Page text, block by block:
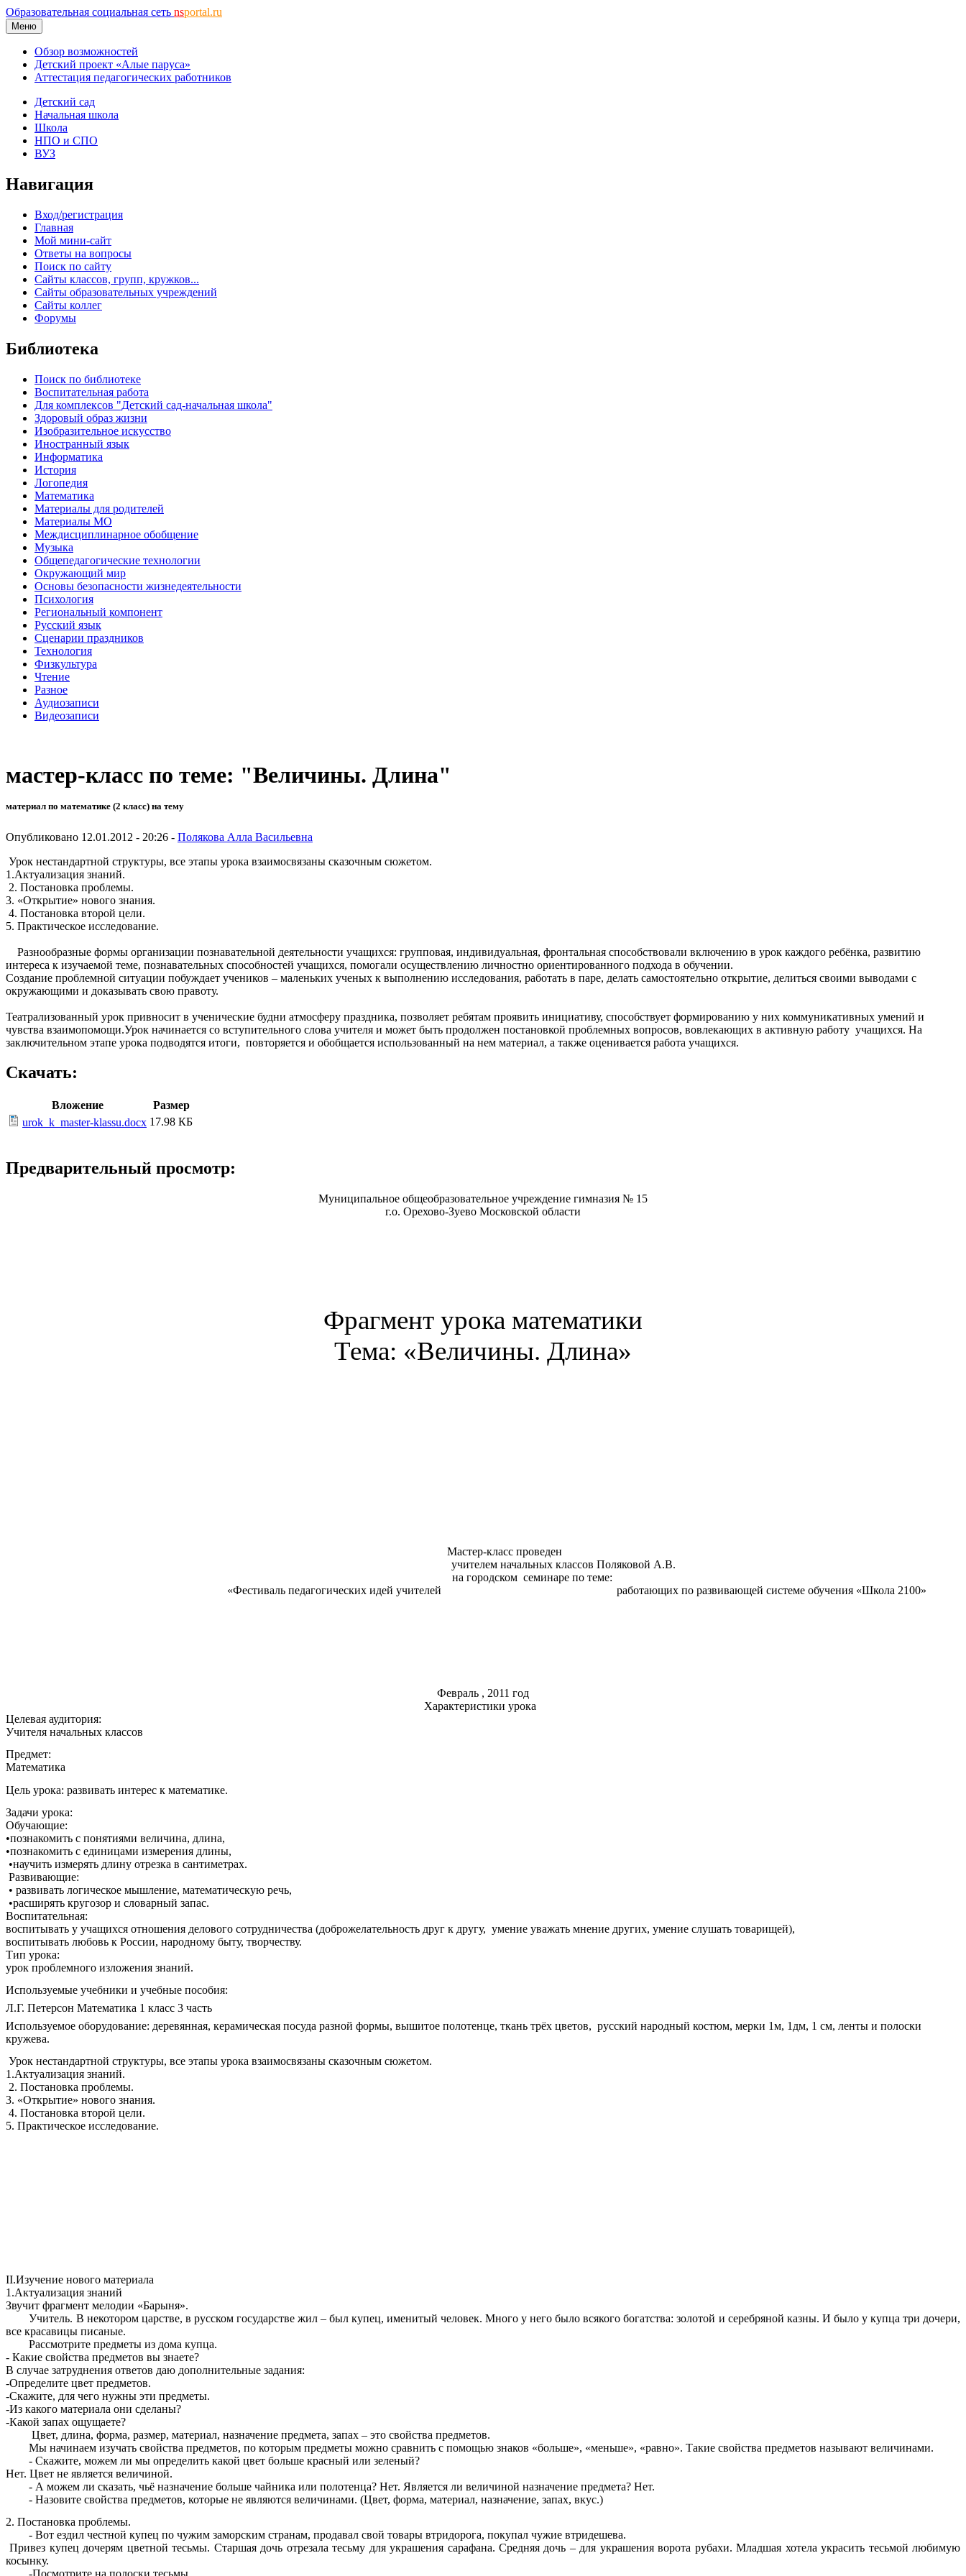
Образовательная социальная сеть nsportal.ru
Меню
Обзор возможностей
Детский проект «Алые паруса»
Аттестация педагогических работников
Детский сад
Начальная школа
Школа
НПО и СПО
ВУЗ
Навигация
Вход/регистрация
Главная
Мой мини-сайт
Ответы на вопросы
Поиск по сайту
Сайты классов, групп, кружков...
Сайты образовательных учреждений
Сайты коллег
Форумы
Библиотека
Поиск по библиотеке
Воспитательная работа
Для комплексов "Детский сад-начальная школа"
Здоровый образ жизни
Изобразительное искусство
Иностранный язык
Информатика
История
Логопедия
Математика
Материалы для родителей
Материалы МО
Междисциплинарное обобщение
Музыка
Общепедагогические технологии
Окружающий мир
Основы безопасности жизнедеятельности
Психология
Региональный компонент
Русский язык
Сценарии праздников
Технология
Физкультура
Чтение
Разное
Аудиозаписи
Видеозаписи
мастер-класс по теме: "Величины. Длина"
материал по математике (2 класс) на тему
Опубликовано 12.01.2012 - 20:26 - Полякова Алла Васильевна
Урок нестандартной структуры, все этапы урока взаимосвязаны сказочным сюжетом.
1.Актуализация знаний.
2. Постановка проблемы.
3. «Открытие» нового знания.
4. Постановка второй цели.
5. Практическое исследование.
Разнообразные формы организации познавательной деятельности учащихся: групповая, индивидуальная, фронтальная способствовали включению в урок каждого ребёнка, развитию
интереса к изучаемой теме, познавательных способностей учащихся, помогали осуществлению личностно ориентированного подхода в обучении.
Создание проблемной ситуации побуждает учеников – маленьких ученых к выполнению исследования, работать в паре, делать самостоятельно открытие, делиться своими выводами с
окружающими и доказывать свою правоту.
Театрализованный урок привносит в ученические будни атмосферу праздника, позволяет ребятам проявить инициативу, способствует формированию у них коммуникативных умений и
чувства взаимопомощи.Урок начинается со вступительного слова учителя и может быть продолжен постановкой проблемных вопросов, вовлекающих в активную работу учащихся. На
заключительном этапе урока подводятся итоги, повторяется и обобщается использованный на нем материал, а также оценивается работа учащихся.
Скачать:
Вложение
Размер
urok_k_master-klassu.docx 17.98 КБ
Предварительный просмотр:
Муниципальное общеобразовательное учреждение гимназия № 15
г.о. Орехово-Зуево Московской области
Фрагмент урока математики
Тема: «Величины. Длина»
Мастер-класс проведен
учителем начальных классов Поляковой А.В.
на городском семинаре по теме:
«Фестиваль педагогических идей учителей работающих по развивающей системе обучения «Школа 2100»
Февраль , 2011 год
Характеристики урока
Целевая аудитория:
Учителя начальных классов
Предмет:
Математика
Цель урока: развивать интерес к математике.
Задачи урока:
Обучающие:
•познакомить с понятиями величина, длина,
•познакомить с единицами измерения длины,
•научить измерять длину отрезка в сантиметрах.
Развивающие:
• развивать логическое мышление, математическую речь,
•расширять кругозор и словарный запас.
Воспитательная:
воспитывать у учащихся отношения делового сотрудничества (доброжелательность друг к другу, умение уважать мнение других, умение слушать товарищей),
воспитывать любовь к России, народному быту, творчеству.
Тип урока:
урок проблемного изложения знаний.
Используемые учебники и учебные пособия:
Л.Г. Петерсон Математика 1 класс 3 часть
Используемое оборудование: деревянная, керамическая посуда разной формы, вышитое полотенце, ткань трёх цветов, русский народный костюм, мерки 1м, 1дм, 1 см, ленты и полоски
кружева.
Урок нестандартной структуры, все этапы урока взаимосвязаны сказочным сюжетом.
1.Актуализация знаний.
2. Постановка проблемы.
3. «Открытие» нового знания.
4. Постановка второй цели.
5. Практическое исследование.
II.Изучение нового материала
1.Актуализация знаний
Звучит фрагмент мелодии «Барыня».
Учитель. В некотором царстве, в русском государстве жил – был купец, именитый человек. Много у него было всякого богатства: золотой и серебряной казны. И было у купца три дочери,
все красавицы писаные.
Рассмотрите предметы из дома купца.
- Какие свойства предметов вы знаете?
В случае затруднения ответов даю дополнительные задания:
-Определите цвет предметов.
-Скажите, для чего нужны эти предметы.
-Из какого материала они сделаны?
-Какой запах ощущаете?
Цвет, длина, форма, размер, материал, назначение предмета, запах – это свойства предметов.
Мы начинаем изучать свойства предметов, по которым предметы можно сравнить с помощью знаков «больше», «меньше», «равно». Такие свойства предметов называют величинами.
- Скажите, можем ли мы определить какой цвет больше красный или зеленый?
Нет. Цвет не является величиной.
- А можем ли сказать, чьё назначение больше чайника или полотенца? Нет. Является ли величиной назначение предмета? Нет.
- Назовите свойства предметов, которые не являются величинами. (Цвет, форма, материал, назначение, запах, вкус.)
2. Постановка проблемы.
- Вот ездил честной купец по чужим заморским странам, продавал свой товары втридорога, покупал чужие втридешева.
Привез купец дочерям цветной тесьмы. Старшая дочь отрезала тесьму для украшения сарафана. Средняя дочь – для украшения ворота рубахи. Младшая хотела украсить тесьмой любимую
косынку.